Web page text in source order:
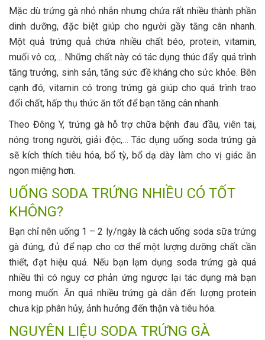
Mặc dù trứng gà nhỏ nhắn nhưng chứa rất nhiều thành phần
dinh dưỡng, đặc biệt giúp cho người gầy tăng cân nhanh.
Một quả trứng quả chứa nhiều chất béo, protein, vitamin,
muối vô cơ,… Những chất này có tác dụng thúc đẩy quá trình
tăng trưởng, sinh sản, tăng sức đề kháng cho sức khỏe. Bên
cạnh đó, vitamin có trong trứng gà giúp cho quá trình trao
đổi chất, hấp thụ thức ăn tốt để bạn tăng cân nhanh.
Theo Đông Y, trứng gà hỗ trợ chữa bệnh đau đầu, viên tai,
nóng trong người, giải độc,… Tác dụng uống soda trứng gà
sẽ kích thích tiêu hóa, bổ tỳ, bổ dạ dày làm cho vị giác ăn
ngon miệng hơn.
UỐNG SODA TRỨNG NHIỀU CÓ TỐT
KHÔNG?
Bạn chỉ nên uống 1 – 2 ly/ngày là cách uống soda sữa trứng
gà đúng, đủ để nạp cho cơ thể một lượng dưỡng chất cần
thiết, đạt hiệu quả. Nếu bạn lạm dụng soda trứng gà quá
nhiều thì có nguy cơ phản ứng ngược lại tác dụng mà bạn
mong muốn. Ăn quá nhiều trứng gà dẫn đến lượng protein
chưa kịp phân hủy, ảnh hưởng đến thận và tiêu hóa.
NGUYÊN LIỆU SODA TRỨNG GÀ